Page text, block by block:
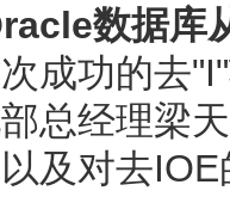
数据库
成功的去
总经理梁
及对去